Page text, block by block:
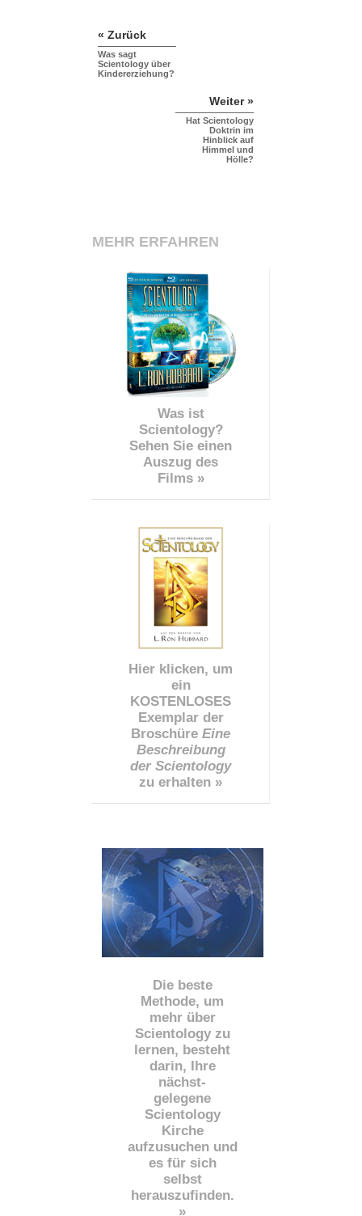
« Zurück
Was sagt
Scientology über
Kindererziehung?
Weiter »
Hat Scientology
Doktrin im
Hinblick auf
Himmel und
Hölle?
MEHR ERFAHREN
Was ist
Scientology?
Sehen Sie einen
Auszug des
Films »
Hier klicken, um
ein
KOSTENLOSES
Exemplar der
Broschüre Eine
Beschreibung
der Scientology
zu erhalten »
Die beste
Methode, um
mehr über
Scientology zu
lernen, besteht
darin, Ihre
nächst-
gelegene
Scientology
Kirche
aufzusuchen und
es für sich
selbst
herauszufinden.
»